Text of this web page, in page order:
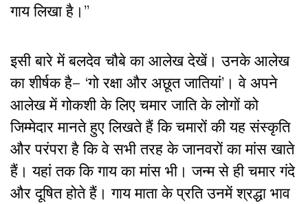
गाय लिखा है।’’
इसी बारे में बलदेव चौबे का आलेख देखें। उनके आलेख
का शीर्षक है– ‘गो रक्षा और अछूत जातियां’। वे अपने
आलेख में गोकशी के लिए चमार जाति के लोगों को
जिम्मेदार मानते हुए लिखते हैं कि चमारों की यह संस्कृति
और परंपरा है कि वे सभी तरह के जानवरों का मांस खाते
हैं। यहां तक कि गाय का मांस भी। जन्म से ही चमार गंदे
और दूषित होते हैं। गाय माता के प्रति उनमें श्रद्धा भाव